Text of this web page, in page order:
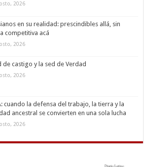
2026
en su realidad: prescindibles allá, sin
competitiva acá
2026
de castigo y la sed de Verdad
2026
cuando la defensa del trabajo, la tierra y la
ancestral se convierten en una sola lucha
2026